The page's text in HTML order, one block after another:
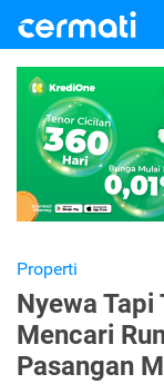
Properti
Nyewa
Mencari
Pasangan